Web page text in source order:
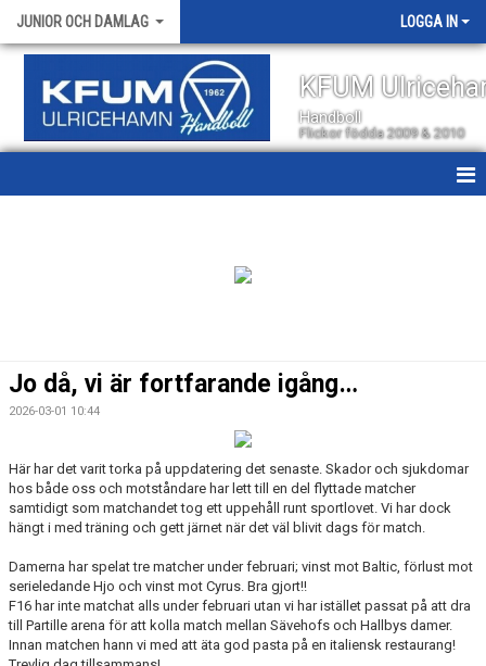
JUNIOR OCH DAMLAG LOGGA IN
KFUM
Handboll
Flickor födda 2009 & 2010
GÄSTBOK
DOKUMENT
MATCHER
VÄSTERGÖTLANDS HF
Jo då, vi är fortfarande igång…
2026-03-01 10:44
Här har det varit torka på uppdatering det senaste. Skador och sjukdomar
hos både oss och motståndare har lett till en del flyttade matcher
samtidigt som matchandet tog ett uppehåll runt sportlovet. Vi har dock
hängt i med träning och gett järnet när det väl blivit dags för match.
Damerna har spelat tre matcher under februari; vinst mot Baltic, förlust mot
serieledande Hjo och vinst mot Cyrus. Bra gjort!!
F16 har inte matchat alls under februari utan vi har istället passat på att dra
till Partille arena för att kolla match mellan Sävehofs och Hallbys damer.
Innan matchen hann vi med att äta god pasta på en italiensk restaurang!